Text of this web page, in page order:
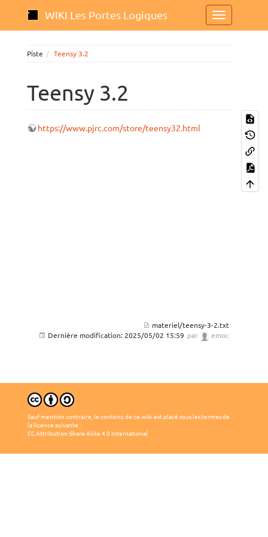
WIKI Les Portes Logiques
Piste Teensy 3.2
Teensy 3.2
https://www.pjrc.com/store/teensy32.html
materiel/teensy-3-2.txt
Dernière modification: 2025/05/02 15:59 par emoc
Sauf mention contraire, le contenu de ce wiki est placé sous les termes de
la licence suivante :
CC Attribution-Share Alike 4.0 International